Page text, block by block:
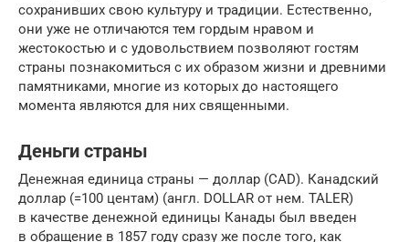
сохранивших свою культуру и традиции. Естественно,
они уже не отличаются тем гордым нравом и
жестокостью и с удовольствием позволяют гостям
страны познакомиться с их образом жизни и древними
памятниками, многие из которых до настоящего
момента являются для них священными.
Деньги страны
Денежная единица страны — доллар (CAD). Канадский
доллар (=100 центам) (англ. DOLLAR от нем. TALER)
в качестве денежной единицы Канады был введен
в обращение в 1857 году сразу же после того, как